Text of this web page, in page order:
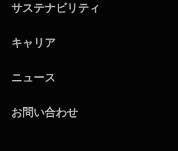
サステナビリティ
キャリア
ニュース
お問い合わせ